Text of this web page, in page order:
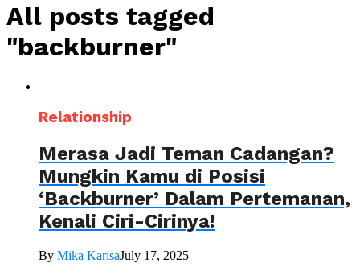
All posts tagged
"backburner"
Relationship
Merasa Jadi Teman Cadangan?
Mungkin Kamu di Posisi
‘Backburner’ Dalam Pertemanan,
Kenali Ciri-Cirinya!
By Mika KarisaJuly 17, 2025